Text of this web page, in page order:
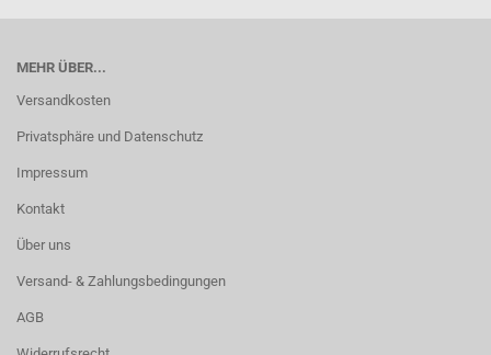
MEHR ÜBER...
Versandkosten
Privatsphäre und Datenschutz
Impressum
Kontakt
Über uns
Versand- & Zahlungsbedingungen
AGB